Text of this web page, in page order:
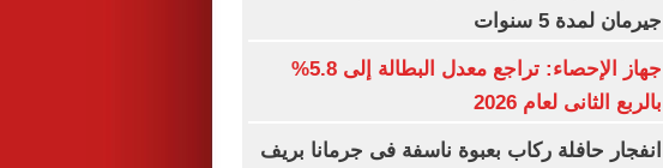
جيرمان لمدة 5 سنوات
جهاز الإحصاء: تراجع معدل البطالة إلى 5.8%
بالربع الثانى لعام 2026
انفجار حافلة ركاب بعبوة ناسفة فى جرمانا بريف